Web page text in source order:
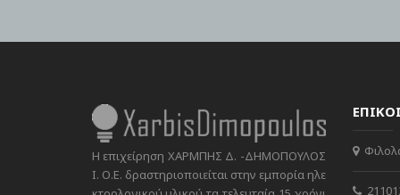
Η επιχείρηση ΧΑΡΜΠΗΣ Δ. -ΔΗΜΟΠΟΥΛΟΣ
Ι. Ο.Ε. δραστηριοποιείται στην εμπορία ηλε